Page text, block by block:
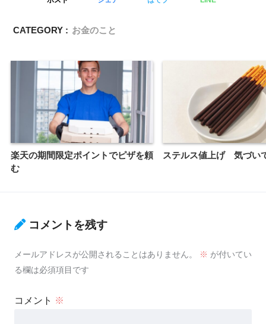
CATEGORY : お金のこと
楽天の期間限定ポイントでピザを頼
む
ステルス値上げ 気づい
コメントを残す
メールアドレスが公開されることはありません。 ※ が付いてい
る欄は必須項目です
コメント ※